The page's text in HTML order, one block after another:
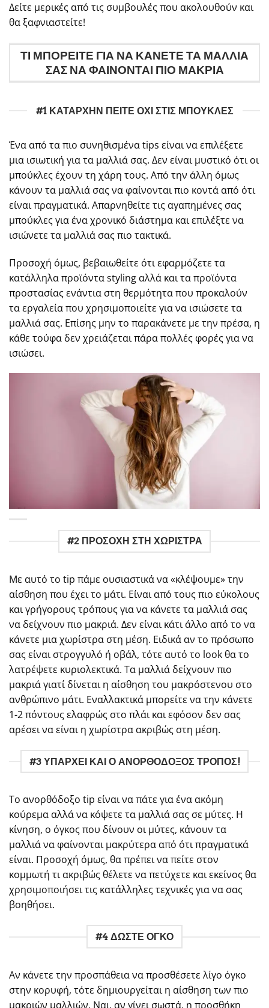
Δείτε μερικές από τις συμβουλές που ακολουθούν και
θα ξαφνιαστείτε!
ΤΙ ΜΠΟΡΕΙΤΕ ΓΙΑ ΝΑ ΚΑΝΕΤΕ ΤΑ ΜΑΛΛΙΑ
ΣΑΣ ΝΑ ΦΑΙΝΟΝΤΑΙ ΠΙΟ ΜΑΚΡΙΑ
#1 ΚΑΤΑΡΧΗΝ ΠΕΙΤΕ ΟΧΙ ΣΤΙΣ ΜΠΟΥΚΛΕΣ
Ένα από τα πιο συνηθισμένα tips είναι να επιλέξετε
μια ισιωτική για τα μαλλιά σας. Δεν είναι μυστικό ότι οι
μπούκλες έχουν τη χάρη τους. Από την άλλη όμως
κάνουν τα μαλλιά σας να φαίνονται πιο κοντά από ότι
είναι πραγματικά. Απαρνηθείτε τις αγαπημένες σας
μπούκλες για ένα χρονικό διάστημα και επιλέξτε να
ισιώνετε τα μαλλιά σας πιο τακτικά.
Προσοχή όμως, βεβαιωθείτε ότι εφαρμόζετε τα
κατάλληλα προϊόντα styling αλλά και τα προϊόντα
προστασίας ενάντια στη θερμότητα που προκαλούν
τα εργαλεία που χρησιμοποιείτε για να ισιώσετε τα
μαλλιά σας. Επίσης μην το παρακάνετε με την πρέσα, η
κάθε τούφα δεν χρειάζεται πάρα πολλές φορές για να
ισιώσει.
#2 ΠΡΟΣΟΧΗ ΣΤΗ ΧΩΡΙΣΤΡΑ
Με αυτό το tip πάμε ουσιαστικά να «κλέψουμε» την
αίσθηση που έχει το μάτι. Είναι από τους πιο εύκολους
και γρήγορους τρόπους για να κάνετε τα μαλλιά σας
να δείχνουν πιο μακριά. Δεν είναι κάτι άλλο από το να
κάνετε μια χωρίστρα στη μέση. Ειδικά αν το πρόσωπο
σας είναι στρογγυλό ή οβάλ, τότε αυτό το look θα το
λατρέψετε κυριολεκτικά. Τα μαλλιά δείχνουν πιο
μακριά γιατί δίνεται η αίσθηση του μακρόστενου στο
ανθρώπινο μάτι. Εναλλακτικά μπορείτε να την κάνετε
1-2 πόντους ελαφρώς στο πλάι και εφόσον δεν σας
αρέσει να είναι η χωρίστρα ακριβώς στη μέση.
#3 ΥΠΑΡΧΕΙ ΚΑΙ Ο ΑΝΟΡΘΟΔΟΞΟΣ ΤΡΟΠΟΣ!
Το ανορθόδοξο tip είναι να πάτε για ένα ακόμη
κούρεμα αλλά να κόψετε τα μαλλιά σας σε μύτες. Η
κίνηση, ο όγκος που δίνουν οι μύτες, κάνουν τα
μαλλιά να φαίνονται μακρύτερα από ότι πραγματικά
είναι. Προσοχή όμως, θα πρέπει να πείτε στον
κομμωτή τι ακριβώς θέλετε να πετύχετε και εκείνος θα
χρησιμοποιήσει τις κατάλληλες τεχνικές για να σας
βοηθήσει.
#4 ΔΩΣΤΕ ΟΓΚΟ
Αν κάνετε την προσπάθεια να προσθέσετε λίγο όγκο
στην κορυφή, τότε δημιουργείται η αίσθηση των πιο
μακριών μαλλιών. Ναι, αν γίνει σωστά, η προσθήκη